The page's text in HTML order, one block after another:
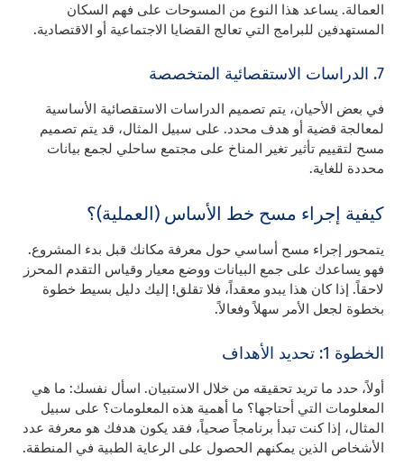
العمالة. يساعد هذا النوع من المسوحات على فهم السكان
المستهدفين للبرامج التي تعالج القضايا الاجتماعية أو الاقتصادية.
7. الدراسات الاستقصائية المتخصصة
في بعض الأحيان، يتم تصميم الدراسات الاستقصائية الأساسية
لمعالجة قضية أو هدف محدد. على سبيل المثال، قد يتم تصميم
مسح لتقييم تأثير تغير المناخ على مجتمع ساحلي لجمع بيانات
محددة للغاية.
كيفية إجراء مسح خط الأساس (العملية)؟
يتمحور إجراء مسح أساسي حول معرفة مكانك قبل بدء المشروع.
فهو يساعدك على جمع البيانات ووضع معيار وقياس التقدم المحرز
لاحقاً. إذا كان هذا يبدو معقداً، فلا تقلق! إليك دليل بسيط خطوة
بخطوة لجعل الأمر سهلاً وفعالاً.
الخطوة 1: تحديد الأهداف
أولاً، حدد ما تريد تحقيقه من خلال الاستبيان. اسأل نفسك: ما هي
المعلومات التي أحتاجها؟ ما أهمية هذه المعلومات؟ على سبيل
المثال، إذا كنت تبدأ برنامجاً صحياً، فقد يكون هدفك هو معرفة عدد
الأشخاص الذين يمكنهم الحصول على الرعاية الطبية في المنطقة.